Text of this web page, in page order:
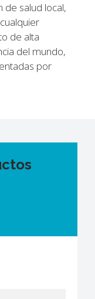
de salud local,
de alta
del mundo,
por